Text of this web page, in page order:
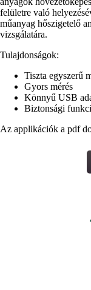
felületre való
műanyag hőszigetelő
vizsgálatára.
Tulajdonságok:
Tiszta egyszerű
Gyors mérés
Könnyű USB
Biztonsági
Az applikációk a pdf